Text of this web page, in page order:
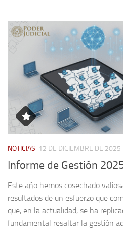
NOTICIAS 12 DE DICIEMBRE DE 2025
Informe de Gestión
Este año hemos cosechado
resultados de un esfuerzo que
que, en la actualidad, se ha
fundamental resaltar la gestión